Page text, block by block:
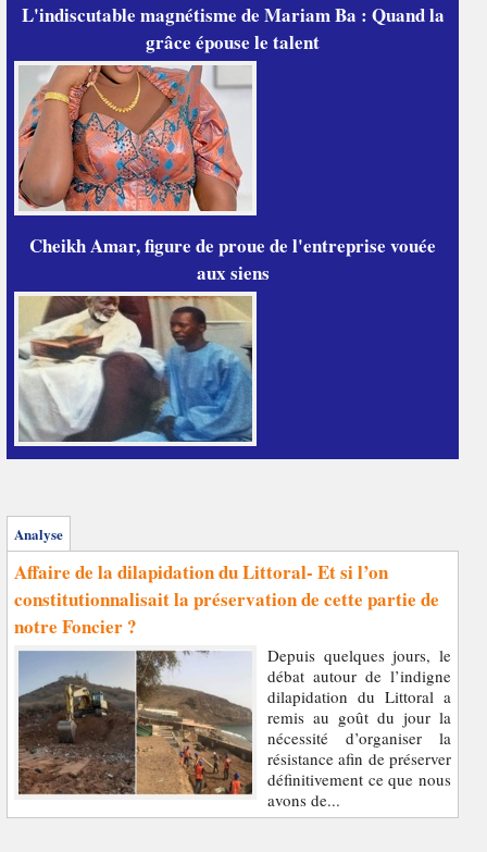
L'indiscutable magnétisme de Mariam Ba : Quand la
grâce épouse le talent
Cheikh Amar, figure de proue de l'entreprise vouée
aux siens
Analyse
Affaire de la dilapidation du Littoral- Et si l’on
constitutionnalisait la préservation de cette partie de
notre Foncier ?
Depuis quelques jours, le
débat autour de l’indigne
dilapidation du Littoral a
remis au goût du jour la
nécessité d’organiser la
résistance afin de préserver
définitivement ce que nous
avons de...